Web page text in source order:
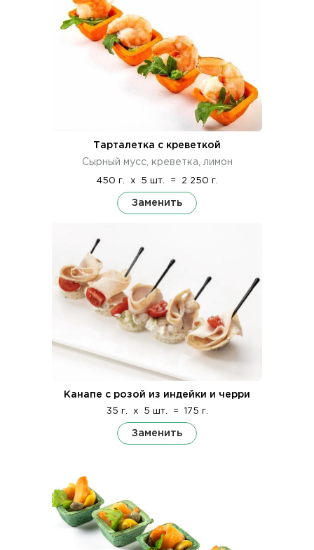
Тарталетка с креветкой
Сырный мусс, креветка, лимон
450 г. x 5 шт. = 2 250 г.
Заменить
Канапе с розой из индейки и черри
35 г. x 5 шт. = 175 г.
Заменить